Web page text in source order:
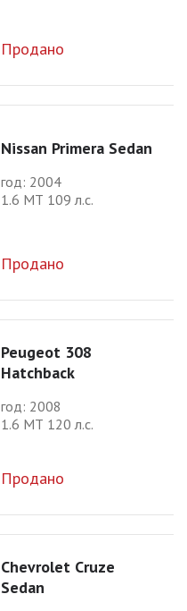
Продано
Nissan Primera Sedan
год: 2004
1.6 МТ 109 л.с.
Продано
Peugeot 308
Hatchback
год: 2008
1.6 МТ 120 л.с.
Продано
Chevrolet Cruze
Sedan